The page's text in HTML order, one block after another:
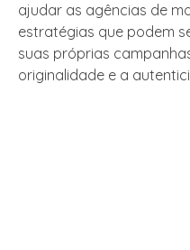
ajudar as agências de
estratégias que podem
suas próprias
originalidade e a